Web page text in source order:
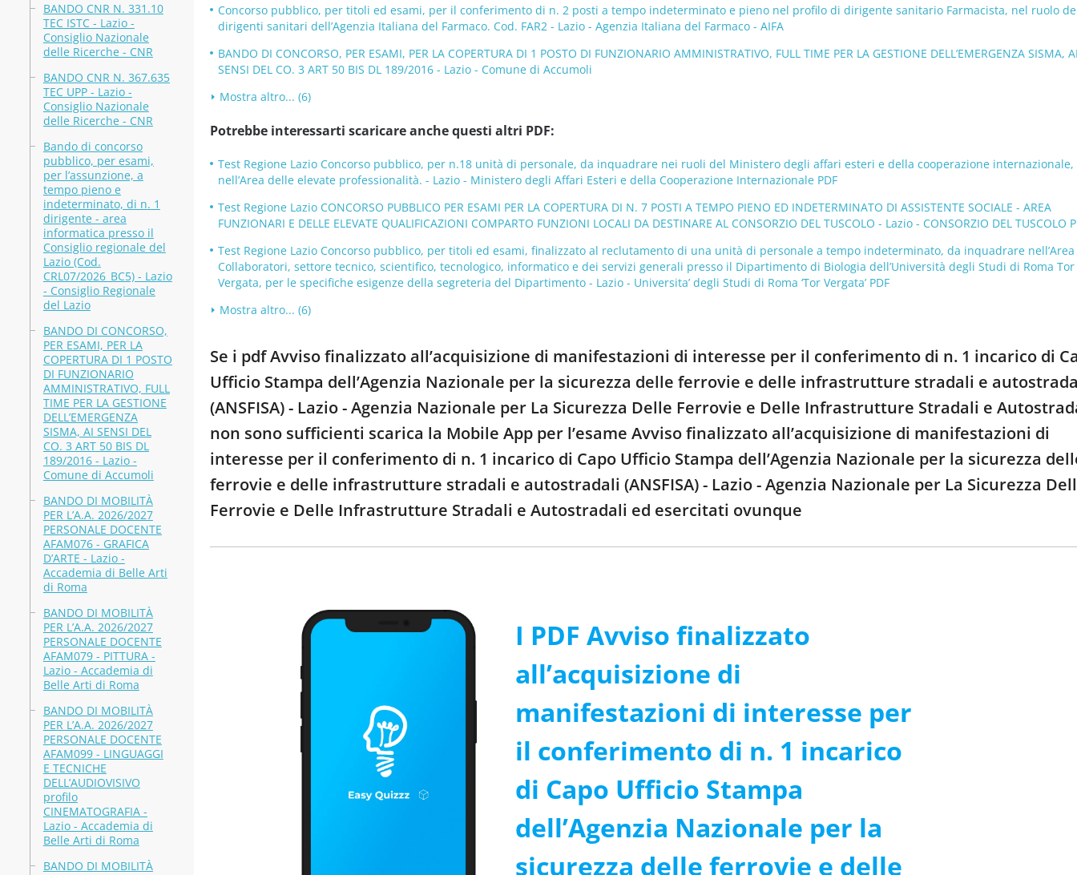
BANDO CNR N. 331.10
TEC ISTC - Lazio -
Consiglio Nazionale
delle Ricerche - CNR
BANDO CNR N. 367.635
TEC UPP - Lazio -
Consiglio Nazionale
delle Ricerche - CNR
Bando di concorso
pubblico, per esami,
per l’assunzione, a
tempo pieno e
indeterminato, di n. 1
dirigente - area
informatica presso il
Consiglio regionale del
Lazio (Cod.
CRL07/2026_BC5) - Lazio
- Consiglio Regionale
del Lazio
BANDO DI CONCORSO,
PER ESAMI, PER LA
COPERTURA DI 1 POSTO
DI FUNZIONARIO
AMMINISTRATIVO, FULL
TIME PER LA GESTIONE
DELL’EMERGENZA
SISMA, AI SENSI DEL
CO. 3 ART 50 BIS DL
189/2016 - Lazio -
Comune di Accumoli
BANDO DI MOBILITÀ
PER L’A.A. 2026/2027
PERSONALE DOCENTE
AFAM076 - GRAFICA
D’ARTE - Lazio -
Accademia di Belle Arti
di Roma
BANDO DI MOBILITÀ
PER L’A.A. 2026/2027
PERSONALE DOCENTE
AFAM079 - PITTURA -
Lazio - Accademia di
Belle Arti di Roma
BANDO DI MOBILITÀ
PER L’A.A. 2026/2027
PERSONALE DOCENTE
AFAM099 - LINGUAGGI
E TECNICHE
DELL’AUDIOVISIVO
profilo
CINEMATOGRAFIA -
Lazio - Accademia di
Belle Arti di Roma
BANDO DI MOBILITÀ
Concorso pubblico, per titoli ed esami, per il conferimento di n. 2 posti a tempo indeterminato e pieno nel profilo di dirigente sanitario Farmacista, nel ruolo
dirigenti sanitari dell’Agenzia Italiana del Farmaco. Cod. FAR2 - Lazio - Agenzia Italiana del Farmaco - AIFA
BANDO DI CONCORSO, PER ESAMI, PER LA COPERTURA DI 1 POSTO DI FUNZIONARIO AMMINISTRATIVO, FULL TIME PER LA GESTIONE DELL’EMERGENZA SISMA,
SENSI DEL CO. 3 ART 50 BIS DL 189/2016 - Lazio - Comune di Accumoli
Mostra altro... (6)
Potrebbe interessarti scaricare anche questi altri PDF:
Test Regione Lazio Concorso pubblico, per n.18 unità di personale, da inquadrare nei ruoli del Ministero degli affari esteri e della cooperazione internazionale,
nell’Area delle elevate professionalità. - Lazio - Ministero degli Affari Esteri e della Cooperazione Internazionale PDF
Test Regione Lazio CONCORSO PUBBLICO PER ESAMI PER LA COPERTURA DI N. 7 POSTI A TEMPO PIENO ED INDETERMINATO DI ASSISTENTE SOCIALE - AREA
FUNZIONARI E DELLE ELEVATE QUALIFICAZIONI COMPARTO FUNZIONI LOCALI DA DESTINARE AL CONSORZIO DEL TUSCOLO - Lazio - CONSORZIO DEL TUSCOLO
Test Regione Lazio Concorso pubblico, per titoli ed esami, finalizzato al reclutamento di una unità di personale a tempo indeterminato, da inquadrare
Collaboratori, settore tecnico, scientifico, tecnologico, informatico e dei servizi generali presso il Dipartimento di Biologia dell’Università degli Studi di Roma Tor
Vergata, per le specifiche esigenze della segreteria del Dipartimento - Lazio - Universita’ degli Studi di Roma ‘Tor Vergata’ PDF
Mostra altro... (6)
Se i pdf Avviso finalizzato all’acquisizione di manifestazioni di interesse per il conferimento di n. 1 incarico di
Ufficio Stampa dell’Agenzia Nazionale per la sicurezza delle ferrovie e delle infrastrutture stradali e
(ANSFISA) - Lazio - Agenzia Nazionale per La Sicurezza Delle Ferrovie e Delle Infrastrutture Stradali e
non sono sufficienti scarica la Mobile App per l’esame Avviso finalizzato all’acquisizione di manifestazioni di
interesse per il conferimento di n. 1 incarico di Capo Ufficio Stampa dell’Agenzia Nazionale per la sicurezza
ferrovie e delle infrastrutture stradali e autostradali (ANSFISA) - Lazio - Agenzia Nazionale per La Sicurezza
Ferrovie e Delle Infrastrutture Stradali e Autostradali ed esercitati ovunque
I PDF Avviso finalizzato
all’acquisizione di
manifestazioni di interesse per
il conferimento di n. 1 incarico
di Capo Ufficio Stampa
dell’Agenzia Nazionale per la
sicurezza delle ferrovie e delle